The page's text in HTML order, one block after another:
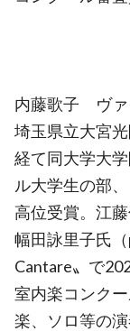
内藤歌子 ヴァ
埼玉県立大宮
経て同大学大
ル大学生の部
高位受賞。江
幅田詠里子氏
Cantare〟で
室内楽コンク
楽、ソロ等の